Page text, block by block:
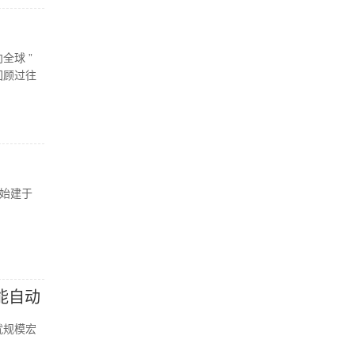
球 ”
顾过往
建于
自动
规模宏